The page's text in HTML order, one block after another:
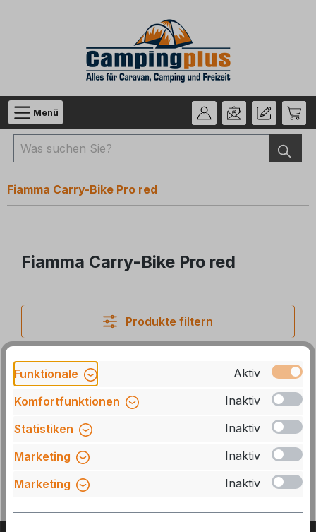
Zum Hauptinhalt springen
Menü
Fiamma Carry-Bike Pro red
Fiamma Carry-Bike Pro red
Produkte filtern
Keine Produkte gefunden.
Funktionale
Aktiv
Komfortfunktionen
Inaktiv
Statistiken
Inaktiv
Marketing
Inaktiv
Marketing
Inaktiv